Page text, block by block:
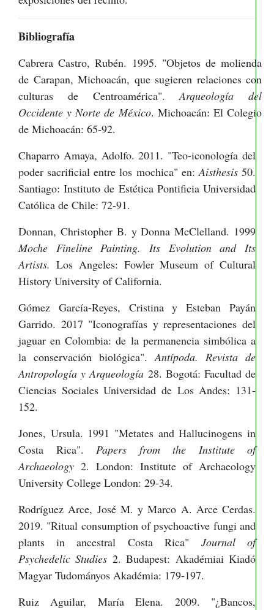
Bibliografía
Cabrera Castro, Rubén. 1995. "Objetos de molienda
de Carapan, Michoacán, que sugieren relaciones con
culturas de Centroamérica".Arqueología del
Occidente y Norte de México. Michoacán: El Colegio
de Michoacán: 65-92.
Chaparro Amaya, Adolfo. 2011. "Teo-iconología del
poder sacrificial entre los mochica" en:Aisthesis50.
Santiago: Instituto de Estética Pontificia Universidad
Católica de Chile: 72-91.
Donnan, Christopher B. y Donna McClelland. 1999
Moche Fineline Painting. Its Evolution and Its
Artists. Los Angeles: Fowler Museum of Cultural
History University of California.
Gómez García-Reyes, Cristina y Esteban Payán
Garrido. 2017 "Iconografías y representaciones del
jaguar en Colombia: de la permanencia simbólica a
la conservación biológica".Antípoda. Revista de
Antropología y Arqueología 28. Bogotá: Facultad de
Ciencias Sociales Universidad de Los Andes: 131-
152.
Jones, Ursula. 1991 "Metates and Hallucinogens in
Costa Rica". Papers from the Institute of
Archaeology 2. London: Institute of Archaeology
University College London: 29-34.
Rodríguez Arce, José M. y Marco A. Arce Cerdas.
2019. "Ritual consumption of psychoactive fungi and
plants in ancestral Costa Rica" Journal of
Psychedelic Studies 2. Budapest: Akadémiai Kiadó
Magyar Tudományos Akadémia: 179-197.
Ruiz Aguilar, María Elena. 2009. "¿Bancos,